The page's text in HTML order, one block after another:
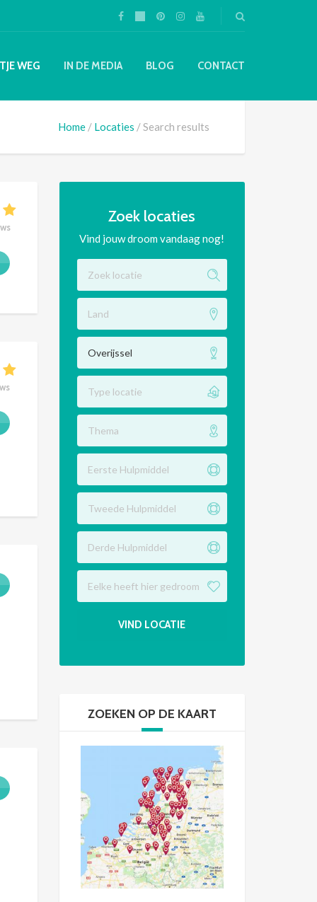
WEG IN DE MEDIA BLOG CONTACT
Home Locaties Search results
Zoek locaties
Vind jouw droom vandaag nog!
Land
Overijssel
Type locatie
Thema
Eerste Hulpmiddel
Tweede Hulpmiddel
Derde Hulpmiddel
Eelke heeft hier gedroomd
VIND LOCATIE
ZOEKEN OP DE KAART